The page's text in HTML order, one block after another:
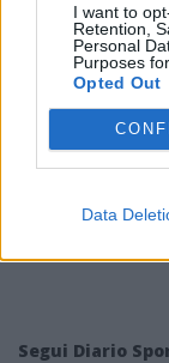
I want to
Retention,
Personal
Purposes
Opted Out
Data
Segui Diario